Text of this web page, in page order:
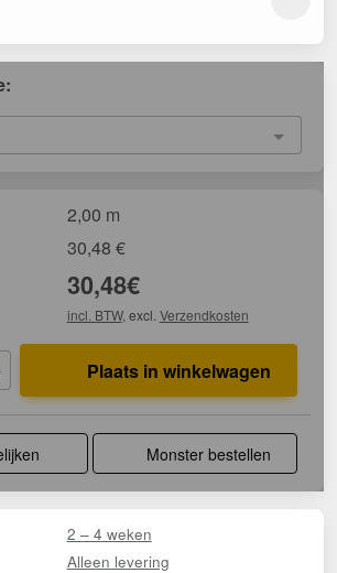
2,00 m
30,48 €
30,48€
incl. BTW, excl. Verzendkosten
Plaats in winkelwagen
Monster bestellen
2 – 4 weken
Alleen levering